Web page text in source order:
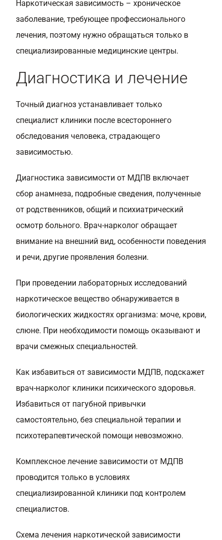
Наркотическая зависимость – хроническое
заболевание, требующее профессионального
лечения, поэтому нужно обращаться только в
специализированные медицинские центры.
Диагностика и лечение
Точный диагноз устанавливает только
специалист клиники после всестороннего
обследования человека, страдающего
зависимостью.
Диагностика зависимости от МДПВ включает
сбор анамнеза, подробные сведения, полученные
от родственников, общий и психиатрический
осмотр больного. Врач-нарколог обращает
внимание на внешний вид, особенности поведения
и речи, другие проявления болезни.
При проведении лабораторных исследований
наркотическое вещество обнаруживается в
биологических жидкостях организма: моче, крови,
слюне. При необходимости помощь оказывают и
врачи смежных специальностей.
Как избавиться от зависимости МДПВ, подскажет
врач-нарколог клиники психического здоровья.
Избавиться от пагубной привычки
самостоятельно, без специальной терапии и
психотерапевтической помощи невозможно.
Комплексное лечение зависимости от МДПВ
проводится только в условиях
специализированной клиники под контролем
специалистов.
Схема лечения наркотической зависимости